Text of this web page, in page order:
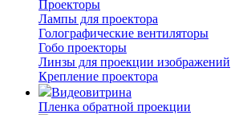
Проекторы
Лампы для проектора
Голографические вентиляторы
Гобо проекторы
Линзы для проекции изображений
Крепление проектора
Видеовитрина
Пленка обратной проекции